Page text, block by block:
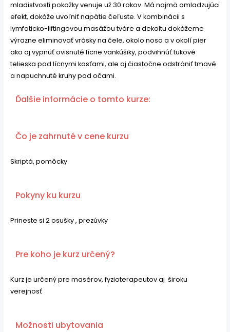
mladistvosti pokožky venuje už 30 rokov. Má najmä omladzujúci
efekt, dokáže uvoľniť napätie čeľuste. V kombinácii s
lymfaticko-liftingovou masážou tváre a dekoltu dokážeme
výrazne eliminovať vrásky na čele, okolo nosa a v okolí pier
ako aj vypnúť ovisnuté lícne vankúšiky, podvihnúť tukové
telieska pod lícnymi kosťami, ale aj čiastočne odstrániť tmavé
a napuchnuté kruhy pod očami.
Ďalšie informácie o tomto kurze:
Čo je zahrnuté v cene kurzu
Skriptá, pomôcky
Pokyny ku kurzu
Prineste si 2 osušky , prezúvky
Pre koho je kurz určený?​
Kurz je určený pre masérov, fyzioterapeutov aj široku
verejnosť
Možnosti ubytovania